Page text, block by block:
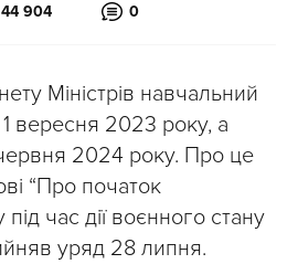
44 904 0
Міністрів навчальний
вересня 2023 року, а
2024 року. Про це
“Про початок
час дії воєнного стану
уряд 28 липня.